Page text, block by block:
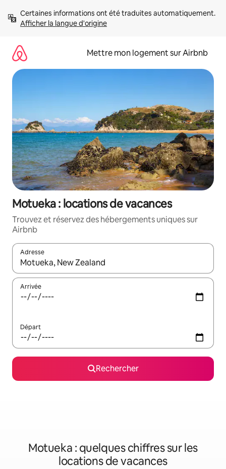
directement
Afficher la langue d'origine
Mettre mon logement sur Airbnb
Motueka : locations de vacances
Trouvez et réservez des hébergements uniques sur
Airbnb
Adresse
Lorsque les résultats s'affichent, utilisez les flèches vers le
Arrivée
Départ
Rechercher
Motueka : quelques chiffres sur les
locations de vacances